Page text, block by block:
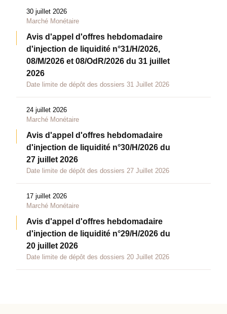
30 juillet 2026
Marché Monétaire
Avis d'appel d'offres hebdomadaire
d'injection de liquidité n°31/H/2026,
08/M/2026 et 08/OdR/2026 du 31 juillet
2026
Date limite de dépôt des dossiers 31 Juillet 2026
24 juillet 2026
Marché Monétaire
Avis d'appel d'offres hebdomadaire
d'injection de liquidité n°30/H/2026 du
27 juillet 2026
Date limite de dépôt des dossiers 27 Juillet 2026
17 juillet 2026
Marché Monétaire
Avis d'appel d'offres hebdomadaire
d'injection de liquidité n°29/H/2026 du
20 juillet 2026
Date limite de dépôt des dossiers 20 Juillet 2026